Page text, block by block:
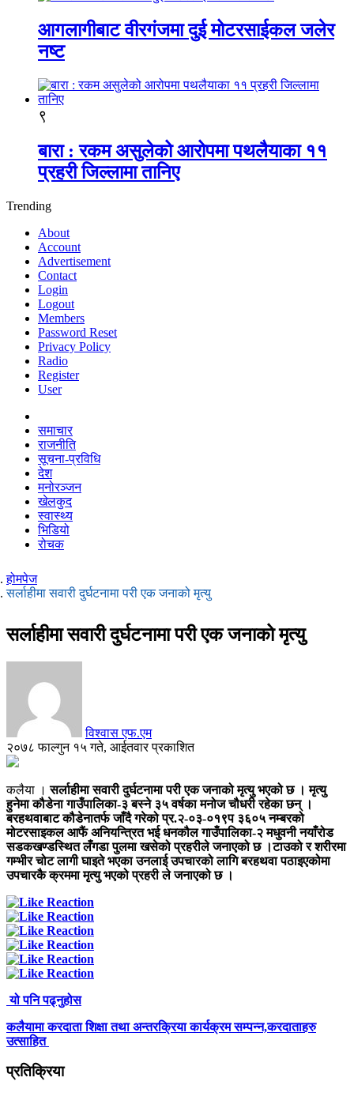
आगलागीबाट वीरगंजमा दुई मोटरसाईकल जलेर
नष्ट
९
बारा : रकम असुलेको आरोपमा पथलैयाका ११
प्रहरी जिल्लामा तानिए
Trending
About
Account
Advertisement
Contact
Login
Logout
Members
Password Reset
Privacy Policy
Radio
Register
User
समाचार
राजनीति
सूचना-प्रविधि
देश
मनोरञ्जन
खेलकुद
स्वास्थ्य
भिडियो
रोचक
होमपेज
सर्लाहीमा सवारी दुर्घटनामा परी एक जनाको मृत्यु
सर्लाहीमा सवारी दुर्घटनामा परी एक जनाको मृत्यु
विश्वास एफ.एम
२०७८ फाल्गुन १५ गते, आईतवार प्रकाशित
कलैया ।सर्लाहीमा सवारी दुर्घटनामा परी एक जनाको मृत्यु भएको छ । मृत्यु
हुनेमा कौडेना गाउँपालिका-३ बस्ने ३५ वर्षका मनोज चौधरी रहेका छन् ।
बरहथवाबाट कौडेनातर्फ जाँदै गरेको प्र.२-०३-०१९प ३६०५ नम्बरको
मोटरसाइकल आफैं अनियन्त्रित भई धनकौल गाउँपालिका-२ मधुवनी नयाँरोड
सडकखण्डस्थित लँगडा पुलमा खसेको प्रहरीले जनाएको छ ।टाउको र शरीरमा
गम्भीर चोट लागी घाइते भएका उनलाई उपचारको लागि बरहथवा पठाइएकोमा
उपचारकै क्रममा मृत्यु भएको प्रहरी ले जनाएको छ ।
यो पनि पढ्नुहोस
कलैयामा करदाता शिक्षा तथा अन्तरक्रिया कार्यक्रम सम्पन्न,करदाताहरु
उत्साहित
प्रतिक्रिया